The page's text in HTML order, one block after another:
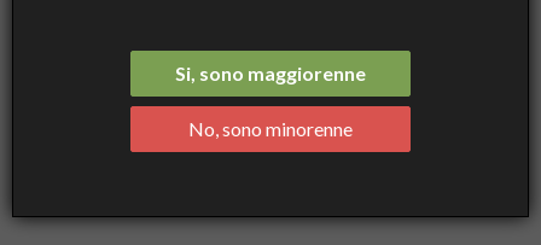
Si, sono maggiorenne
No, sono minorenne